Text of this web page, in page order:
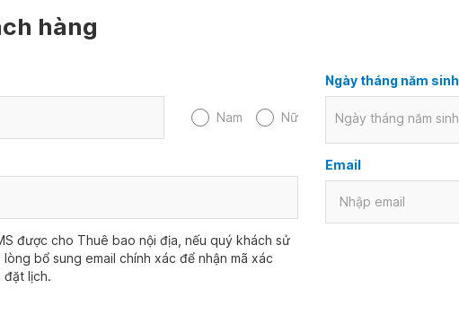
hàng
Nam Nữ
được cho Thuê bao nội địa, nếu quý khách sử
bổ sung email chính xác để nhận mã xác
đặt lịch.
Ngày tháng năm sinh
Ngày tháng năm sinh
Email